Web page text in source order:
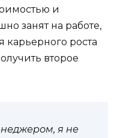
и
занят на работе,
карьерного роста
второе
я не